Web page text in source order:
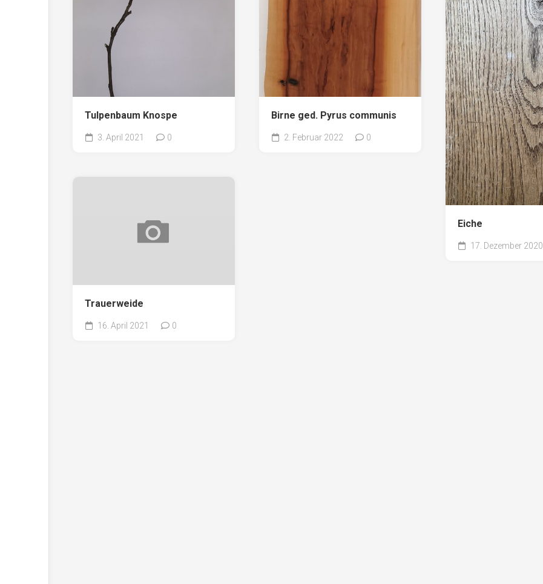
Tulpenbaum Knospe
3. April 2021 0
Birne ged. Pyrus communis
2. Februar 2022 0
Eiche
17. Dezember 2020
Trauerweide
16. April 2021 0